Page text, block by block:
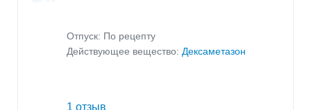
Отпуск: По рецепту
Действующее вещество: Дексаметазон
1 отзыв